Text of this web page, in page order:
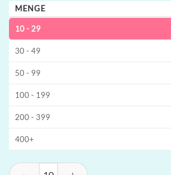
MENGE
10 - 29
30 - 49
50 - 99
100 - 199
200 - 399
400+
OKSO Shisha Max 40K Einweg-Vape |